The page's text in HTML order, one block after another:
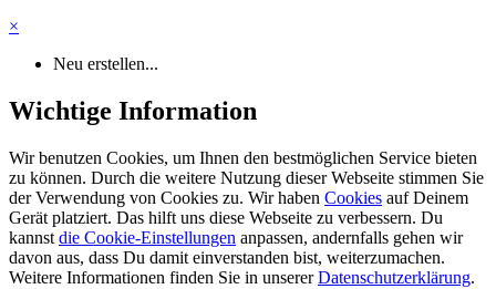
×
Neu erstellen...
Wichtige Information
Wir benutzen Cookies, um Ihnen den bestmöglichen Service bieten
zu können. Durch die weitere Nutzung dieser Webseite stimmen Sie
der Verwendung von Cookies zu. Wir haben Cookies auf Deinem
Gerät platziert. Das hilft uns diese Webseite zu verbessern. Du
kannst die Cookie-Einstellungen anpassen, andernfalls gehen wir
davon aus, dass Du damit einverstanden bist, weiterzumachen.
Weitere Informationen finden Sie in unsererDatenschutzerklärung.